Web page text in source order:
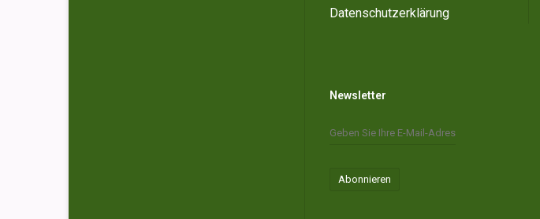
Datenschutzerklärung
Newsletter
Abonnieren